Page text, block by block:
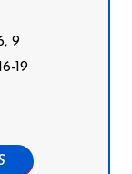
9
19